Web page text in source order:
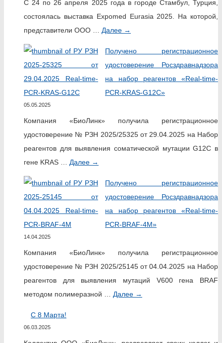
С 24 по 26 апреля 2025 года в городе Стамбул, Турция,
состоялась выставка Expomed Eurasia 2025. На которой,
представители ООО … Далее →
Получено регистрационное
удостоверение Росздравнадзора
на набор реагентов «Real-time-
PCR-KRAS-G12C»
05.05.2025
Компания «БиоЛинк» получила регистрационное
удостоверение № РЗН 2025/25325 от 29.04.2025 на Набор
реагентов для выявления соматической мутации G12C в
гене KRAS … Далее →
Получено регистрационное
удостоверение Росздравнадзора
на набор реагентов «Real-time-
PCR-BRAF-4M»
14.04.2025
Компания «БиоЛинк» получила регистрационное
удостоверение № РЗН 2025/25145 от 04.04.2025 на Набор
реагентов для выявления мутаций V600 гена BRAF
методом полимеразной … Далее →
C 8 Марта!
06.03.2025